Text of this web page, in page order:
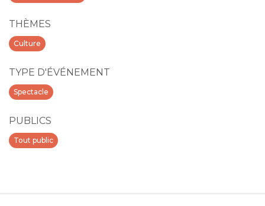
THÈMES
Culture
TYPE D'ÉVÉNEMENT
Spectacle
PUBLICS
Tout public